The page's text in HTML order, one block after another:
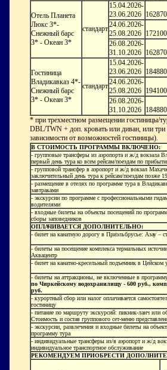
Отель Планета
Люкс 3*-
Снежный барс
3* - Океан 3*
стандарт
15.04.2026-
23.06.2026 162870
24.06.2026-
25.08.2026 172100
26.08.2026-
31.10.2026 162870
Гостиница
Владикавказ 4*-
Снежный барс
3* - Океан 3*
стандарт
15.04.2026-
23.06.2026 184880
24.06.2026-
25.08.2026 194100
26.08.2026-
31.10.2026 184880
* при трехместном размещении гостиницы/
DBL/TWN + доп. кровать или диван, или три
зависимости от возможностей гостиницы).
В СТОИМОСТЬ ПРОГРАММЫ ВКЛЮЧЕНО:
- групповые трансферы из аэропорта и ж/д вокзала
первый день тура ко всем рейсам/поездам по
- групповой трансфер в аэропорт и ж/д вокзал
заключительный день тура к рейсам/поездам позже
- размещение в отелях по программе тура в
завтраками
- экскурсии по программе с профессиональными
водителями
- входные билеты на объекты посещений по
сборы заповедников
ОПЛАЧИВАЕТСЯ ДОПОЛНИТЕЛЬНО:
- билет на канатную дорогу в Приэльбрусье: Азау –
- билеты на посещение комплекса термальных
Аквацентр
- билет на канатно-кресельный подъемник в Цейском
- билеты на аттракционы, не включенные в
по Чиркейскому водохранилищу - 600 руб.,
руб.
- курортный сбор или налог оплачивается
гостиницу
- питание по маршруту экскурсий: пикник-ланч или
Стоимость и состав группового сет-меню
- экскурсии, развлечения и входные билеты на
программу тура
- индивидуальные трансферы из/в аэропорт и ж/д
индивидуальное транспортное обслуживание
РЕКОМЕНДУЕМ ПРИОБРЕСТИ